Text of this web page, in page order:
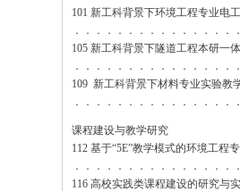
101 新工科背景下环境工程专业电
．．．．．．．．．．．．．．
105 新工科背景下隧道工程本研一
．．．．．．．．．．．．．
109 新工科背景下材料专业实验教
．．．．．．．．．．．．．
课程建设与教学研究
112 基于“5E”教学模式的环境工程
．．．．．．．．．．．．．．
116 高校实践类课程建设的研究与